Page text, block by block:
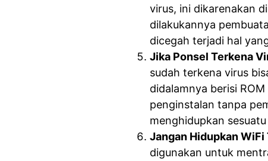
virus, ini dikarenakan
dilakukannya
dicegah terjadi hal
Jika Ponsel Terkena
sudah terkena virus
didalamnya berisi
penginstalan tanpa
menghidupkan
Jangan Hidupkan
digunakan untuk